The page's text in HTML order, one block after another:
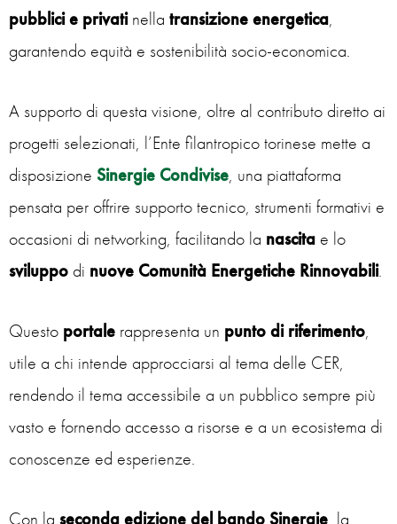
pubblici e privatinella transizione energetica,
garantendo equità e sostenibilità socio-economica.
A supporto di questa visione, oltre al contributo diretto ai
progetti selezionati, l’Ente filantropico torinese mette a
disposizione Sinergie Condivise, una piattaforma
pensata per offrire supporto tecnico, strumenti formativi e
occasioni di networking, facilitando la nascita e lo
sviluppo di nuove Comunità Energetiche Rinnovabili.
Questo portale rappresenta un punto di riferimento,
utile a chi intende approcciarsi al tema delle CER,
rendendo il tema accessibile a un pubblico sempre più
vasto e fornendo accesso a risorse e a un ecosistema di
conoscenze ed esperienze.
Con la seconda edizione del bandoSinergie , la